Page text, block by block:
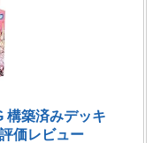
構築済みデッキ
価レビュー